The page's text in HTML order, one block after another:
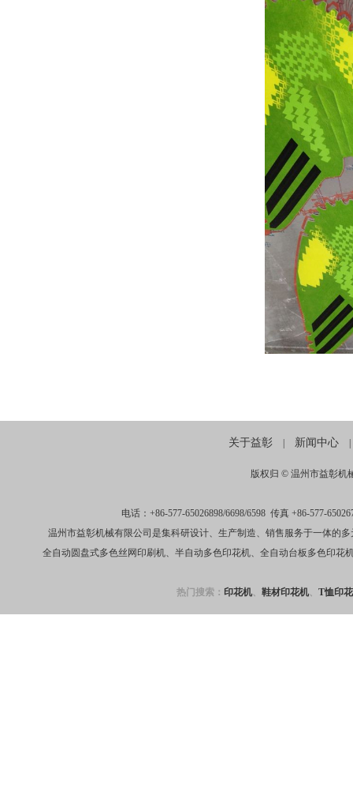
关于益彰 新闻中心
版权归 © 温州市益彰机
电话：+86-577-65026898/6698/6598 传真 +86-577-
温州市益彰机械有限公司是集科研设计、生产制造、销售服务于一体的
全自动圆盘式多色丝网印刷机、半自动多色印花机、全自动台板多色印
热门搜索： 印花机、 鞋材印花机、 T恤印